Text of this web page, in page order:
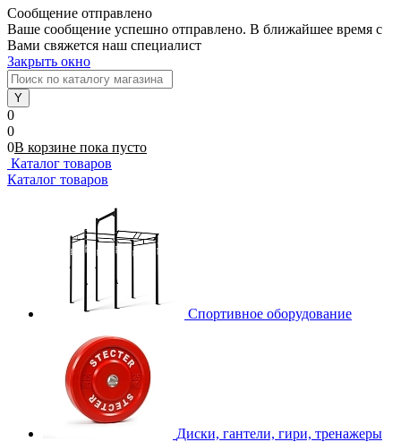
Сообщение отправлено
Ваше сообщение успешно отправлено. В ближайшее время с
Вами свяжется наш специалист
Закрыть окно
0
0
0В корзине пока пусто
Каталог товаров
Каталог товаров
Спортивное оборудование
Диски, гантели, гири, тренажеры